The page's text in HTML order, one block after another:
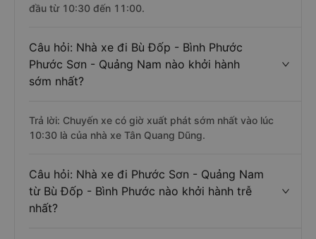
đầu từ 10:30 đến 11:00.
Câu hỏi: Nhà xe đi Bù Đốp - Bình Phước
Phước Sơn - Quảng Nam nào khởi hành
sớm nhất?
Trả lời: Chuyến xe có giờ xuất phát sớm nhất vào lúc
10:30 là của nhà xe Tân Quang Dũng.
Câu hỏi: Nhà xe đi Phước Sơn - Quảng Nam
từ Bù Đốp - Bình Phước nào khởi hành trễ
nhất?